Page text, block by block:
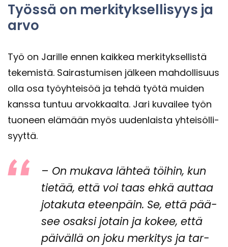
Työs­sä on mer­ki­tyk­sel­li­syys ja
arvo
Työ on Ja­ril­le ennen kaik­kea mer­ki­tyk­sel­lis­tä
te­ke­mis­tä. Sai­ras­tu­mi­sen jäl­keen mah­dol­li­suus
olla osa työyh­tei­söä ja tehdä työtä mui­den
kans­sa tun­tuu ar­vok­kaal­ta. Jari ku­vai­lee työn
tuo­neen elä­mään myös uu­den­lais­ta yh­tei­söl­li­
syyt­tä.
– On mu­ka­va läh­teä töi­hin, kun
tie­tää, että voi taas ehkä aut­taa
jo­ta­ku­ta eteen­päin. Se, että pää­
see osak­si jo­tain ja kokee, että
päi­väl­lä on joku mer­ki­tys ja tar­